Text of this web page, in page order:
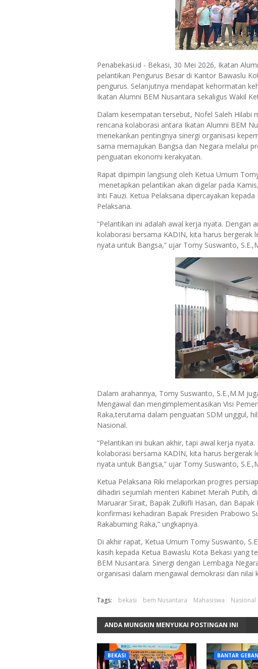
Penabekasi.id - Bekasi, 30 Mei 2026, Ikatan
pelantikan Pengurus Besar di Kantor Bawaslu
pengurus. Selanjutnya mendapat kehormatan
Ikatan Alumni BEM Nusantara sekaligus Wakil
Dalam kesempatan tersebut, Nofel Saleh Hilabi
rencana kolaborasi antara Ikatan Alumni BEM
menekankan pentingnya sinergi organisasi
sama memajukan Bangsa dan Negara melalui
penguatan ekonomi kerakyatan.
Rapat dipimpin langsung oleh Ketua Umum
menetapkan pelantikan akan digelar pada
Inti Fauzi. Ketua Pelaksana dipercayakan
Pelaksana.
“Pelantikan ini adalah awal kerja nyata. Dengan
kolaborasi bersama KADIN, kita harus
nyata untuk Bangsa,” ujar Tomy Suswanto,
Dalam arahannya, Tomy Suswanto, S.E.,M.M
Mengawal dan mengimplementasikan Visi
Raka,terutama dalam penguatan SDM unggul,
Nasional.
“Pelantikan ini bukan akhir, tapi awal kerja
kolaborasi bersama KADIN, kita harus
nyata untuk Bangsa,” ujar Tomy Suswanto,
Ketua Pelaksana Riki melaporkan progres
dihadiri sejumlah menteri Kabinet Merah Putih,
Maruarar Sirait, Bapak Zulkifli Hasan, dan
konfirmasi kehadiran Bapak Presiden Prabowo
Rakabuming Raka,” ungkapnya.
Di akhir rapat, Ketua Umum Tomy Suswanto,
kasih kepada Ketua Bawaslu Kota Bekasi yang
BEM Nusantara. Sinergi dengan Lembaga
organisasi dalam mengawal demokrasi dan nilai
Tags: bekasi bem Nusantara Mahasiswa Nasional
ANDA MUNGKIN MENYUKAI POSTINGAN INI
BEKASI BANTAR